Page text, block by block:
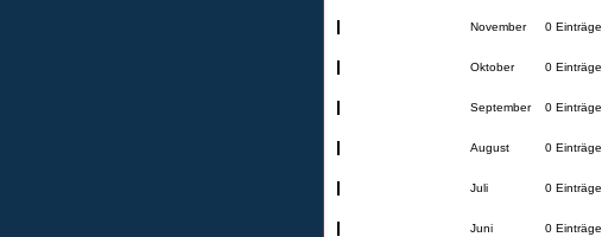
November 0 Einträge
Oktober 0 Einträge
September 0 Einträge
August 0 Einträge
Juli 0 Einträge
Juni 0 Einträge